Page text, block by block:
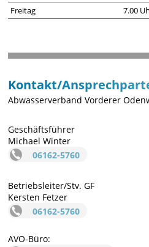
Freitag
7.00
Kontakt/
Abwasserverband Vorderer
Geschäftsführer
Michael Winter
06162-5760
Betriebsleiter/Stv. GF
Kersten Fetzer
06162-5760
AVO-Büro: